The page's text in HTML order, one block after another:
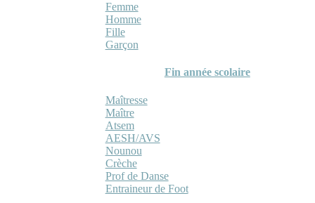
Femme
Homme
Fille
Garçon
Fin année scolaire
Maîtresse
Maître
Atsem
AESH/AVS
Nounou
Crèche
Prof de Danse
Entraineur de Foot